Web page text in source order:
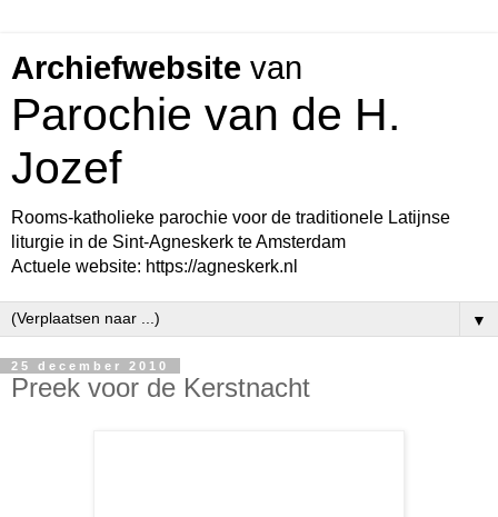
Archiefwebsite van
Parochie van de H.
Jozef
Rooms-katholieke parochie voor de traditionele Latijnse
liturgie in de Sint-Agneskerk te Amsterdam
Actuele website: https://agneskerk.nl
▼
25 december 2010
Preek voor de Kerstnacht